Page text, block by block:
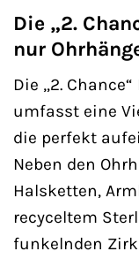
Die „2.
nur
Die „2.
umfasst eine
die perfekt
Neben den
Halsketten,
recyceltem
funkelnden